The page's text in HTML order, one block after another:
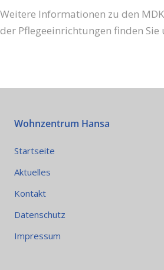
Weitere Informationen zu den
der Pflegeeinrichtungen finden Sie
Wohnzentrum Hansa
Startseite
Aktuelles
Kontakt
Datenschutz
Impressum